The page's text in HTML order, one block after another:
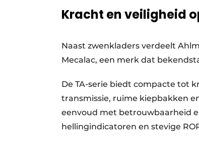
Kracht en veiligheid
Naast zwenkladers verdeelt
Mecalac, een merk dat
De TA-serie biedt compacte tot
transmissie, ruime kiepbakken
eenvoud met betrouwbaarheid
hellingindicatoren en stevige